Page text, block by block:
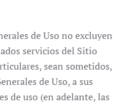
de Uso no excluyen
servicios del Sitio
sean sometidos,
de Uso, a sus
de uso (en adelante, las